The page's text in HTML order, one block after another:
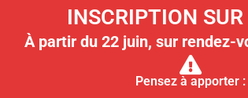
INSCRIPTION
À partir du 22 juin, sur rendez-
Pensez à apporter :